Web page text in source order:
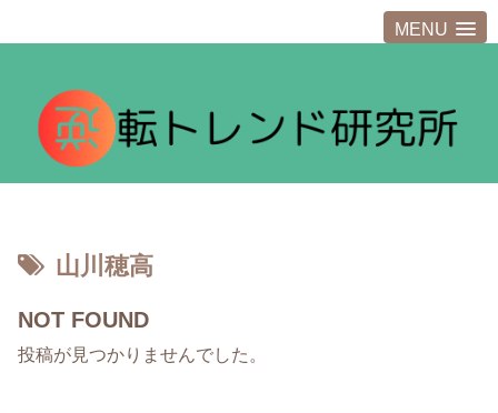
MENU
山川穂高
NOT FOUND
投稿が見つかりませんでした。